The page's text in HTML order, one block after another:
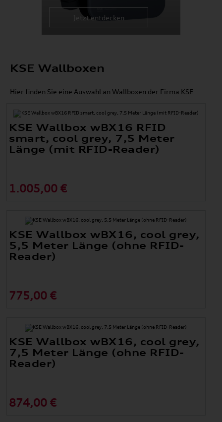
Jetzt entdecken
KSE Wallboxen
Hier finden Sie eine Auswahl an Wallboxen der Firma KSE
KSE Wallbox wBX16 RFID
smart, cool grey, 7,5 Meter
Länge (mit RFID-Reader)
1.005,00 €
KSE Wallbox wBX16, cool grey,
5,5 Meter Länge (ohne RFID-
Reader)
775,00 €
KSE Wallbox wBX16, cool grey,
7,5 Meter Länge (ohne RFID-
Reader)
874,00 €